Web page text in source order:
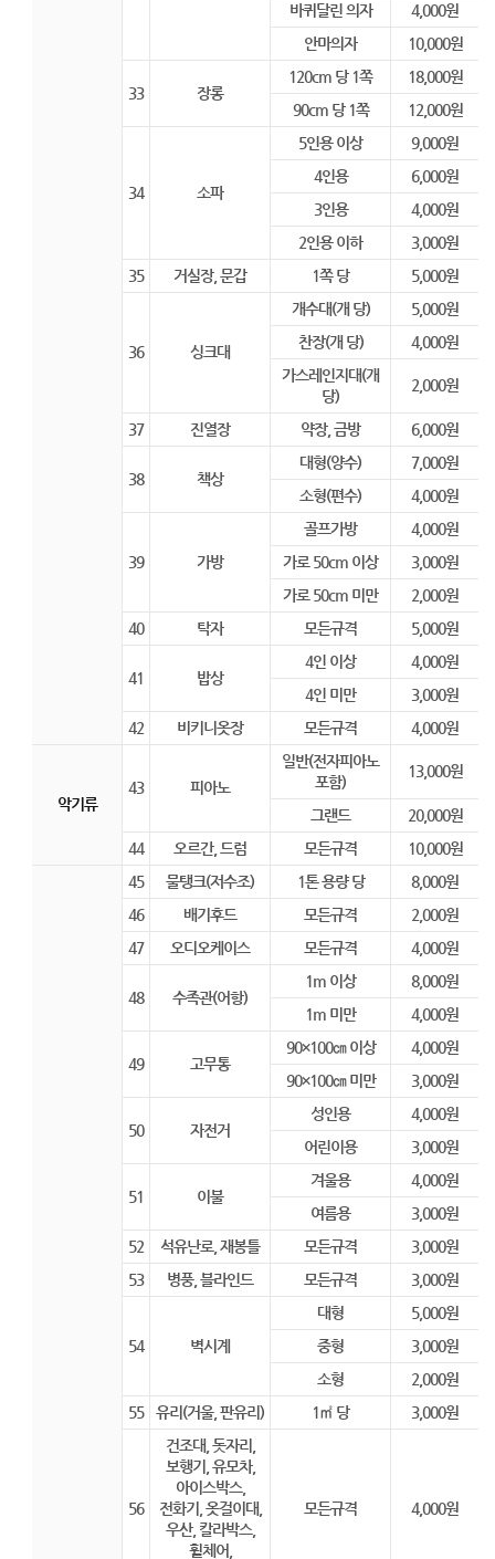
바퀴달린 의자
4,000원
안마의자
10,000원
33 장롱
120cm 당 1쪽
18,000원
90cm 당 1쪽
12,000원
34 소파
5인용 이상
9,000원
4인용
6,000원
3인용
4,000원
2인용 이하
3,000원
35
거실장, 문갑 1쪽 당 5,000원
36 싱크대
개수대(개 당)
5,000원
찬장(개 당)
4,000원
가스레인지대(개
당)
2,000원
37 진열장 약장, 금방 6,000원
38 책상
대형(양수)
7,000원
소형(편수)
4,000원
39 가방
골프가방
4,000원
가로 50cm 이상
3,000원
가로 50cm 미만
2,000원
40
탁자 모든규격 5,000원
41 밥상
4인 이상
4,000원
4인 미만
3,000원
42
비키니옷장 모든규격 4,000원
악기류
43 피아노
일반(전자피아노
포함)
13,000원
그랜드
20,000원
44
오르간, 드럼 모든규격
10,000원
45
물탱크(저수조) 1톤 용량 당
8,000원
46
배기후드 모든규격
2,000원
47
오디오케이스 모든규격 4,000원
48 수족관(어항)
1m 이상
8,000원
1m 미만
4,000원
49 고무통
90×100㎝ 이상
4,000원
90×100㎝ 미만
3,000원
50 자전거
성인용
4,000원
어린이용
3,000원
51 이불
겨울용
4,000원
여름용
3,000원
52
석유난로, 재봉틀 모든규격
3,000원
53
병풍, 블라인드 모든규격 3,000원
54 벽시계
대형
5,000원
중형
3,000원
소형
2,000원
55
유리(거울, 판유리) 1㎡ 당 3,000원
56
건조대, 돗자리,
보행기, 유모차,
아이스박스,
전화기, 옷걸이대,
우산, 칼라박스,
휠체어,
모든규격 4,000원